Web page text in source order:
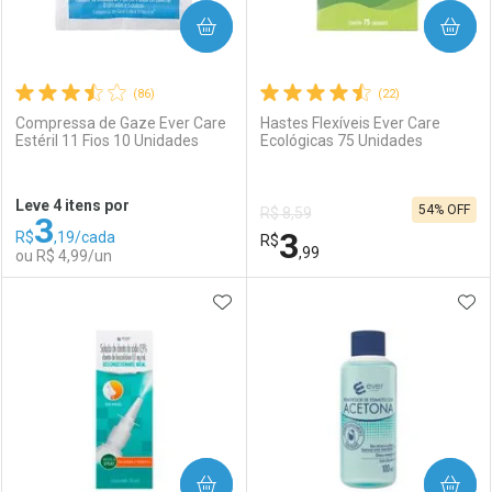
Comprar sem Desconto
Por R$ 8,47/cada
Comprar sem Desconto
Por R$ 8,47/cada
Comprar sem Desconto
Por R$ 2,87/cada
Comprar sem Desconto
Por R$ 2,87/cada
(86)
Compressa de Gaze Ever Care
Estéril 11 Fios 10 Unidades
Leve 4 itens por
R$3,19/cada
ou R$ 4,99/un
COMPRAR
Laboratório
Por Menos
(22)
Hastes Flexíveis Ever Care
Ecológicas 75 Unidades
R$ 8,59
R$3,99
54% OFF
COMPRAR
Laboratório
Por Menos
ADICIONAR AOS FAVORITOS
COMPRAR COMPRAR